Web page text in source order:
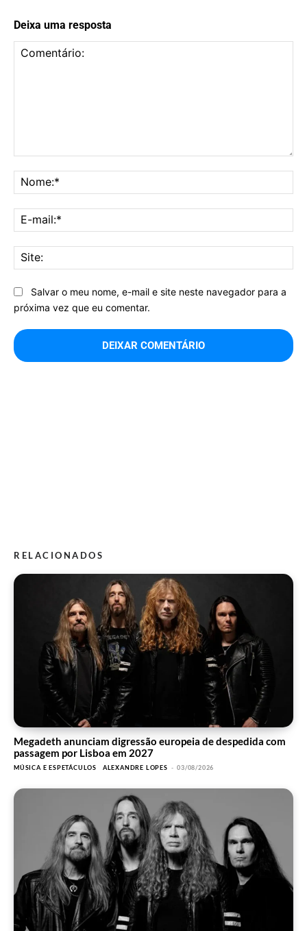
Deixa uma resposta
Salvar o meu nome, e-mail e site neste navegador para a
próxima vez que eu comentar.
RELACIONADOS
Megadeth anunciam digressão europeia de despedida com
passagem por Lisboa em 2027
MÚSICA E ESPETÁCULOS ALEXANDRE LOPES - 03/08/2026